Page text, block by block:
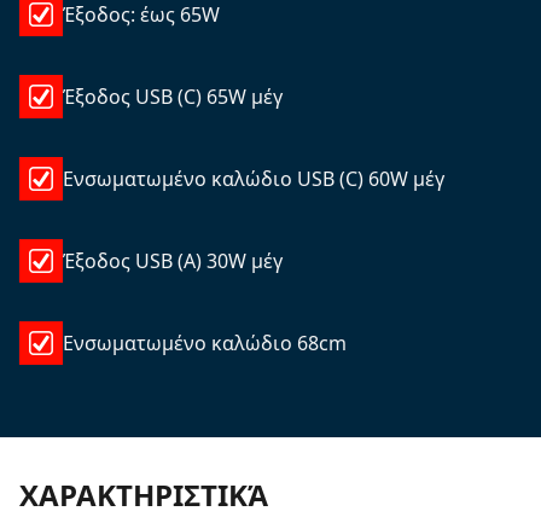
Έξοδος: έως 65W
Έξοδος USB (C) 65W μέγ
Ενσωματωμένο καλώδιο USB (C) 60W μέγ
Έξοδος USB (A) 30W μέγ
Ενσωματωμένο καλώδιο 68cm
ΧΑΡΑΚΤΗΡΙΣΤΙΚΆ